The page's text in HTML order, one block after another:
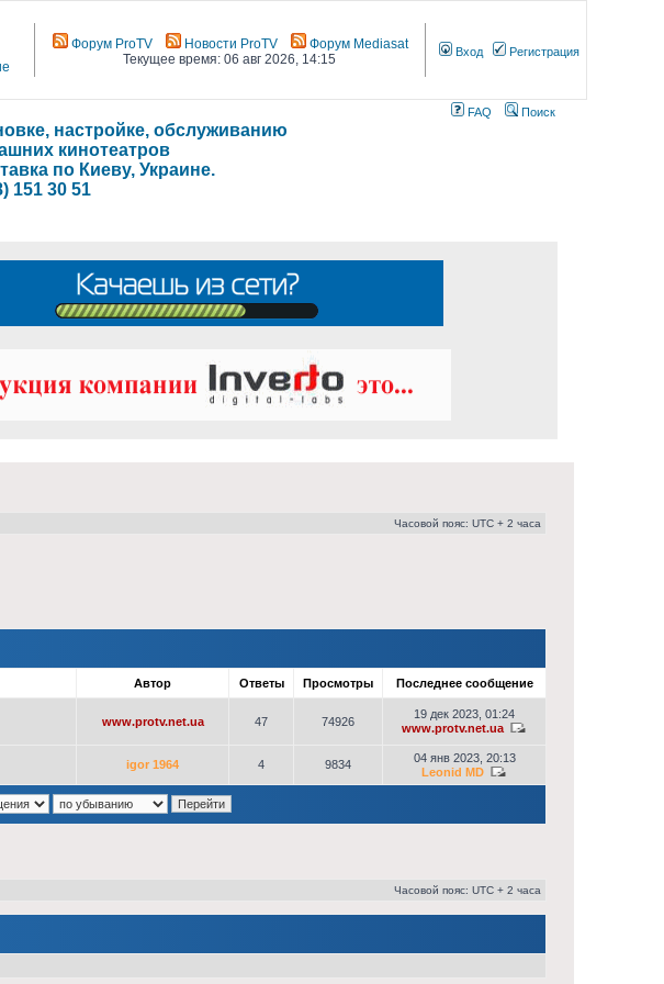
Форум ProTV Новости ProTV
Форум Mediasat
Текущее время: 06 авг 2026, 14:15
Вход Регистрация
FAQ Поиск
настройке, обслуживанию
кинотеатров
по Киеву, Украине.
151 30 51
Часовой пояс: UTC + 2 часа
Автор Ответы Просмотры Последнее сообщение
www.protv.net.ua 47 74926
19 дек 2023, 01:24
www.protv.net.ua
igor 1964 4 9834
04 янв 2023, 20:13
Leonid MD
Часовой пояс: UTC + 2 часа